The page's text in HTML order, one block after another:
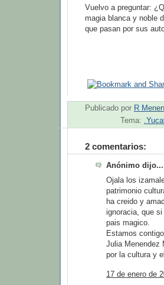
Vuelvo a preguntar:
magia blanca y noble
que pasan por sus
Publicado por R
Tema:
2 comentarios:
Anónimo dijo...
Ojala los
patrimonio
ha creido y
ignoracia, que
pais magico.
Estamos contigo
Julia Menendez
por la cultura y
17 de enero de